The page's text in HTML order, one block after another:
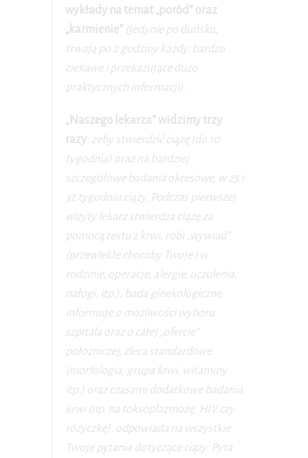
wykłady na temat „poród” oraz
„karmienie” (jedynie po duńsku,
trwają po 2 godziny każdy, bardzo
ciekawe i przekazujące dużo
praktycznych informacji).
„Naszego lekarza” widzimy trzy
razy: żeby stwierdzić ciążę (do 10
tygodnia) oraz na bardziej
szczegółowe badania okresowe, w 25 i
32 tygodniu ciąży. Podczas pierwszej
wizyty lekarz stwierdza ciążę za
pomocą testu z krwi, robi „wywiad”
(przewlekłe choroby Twoje i w
rodzinie, operacje, alergie, uczulenia,
nałogi, itp.), bada ginekologiczne,
informuje o możliwości wyboru
szpitala oraz o całej „ofercie”
położniczej, zleca standardowe
(morfologia, grupa krwi, witaminy
itp.) oraz czasami dodatkowe badania
krwi (np. na toksoplazmozę, HIV czy
różyczkę), odpowiada na wszystkie
Twoje pytania dotyczące ciąży. Pyta